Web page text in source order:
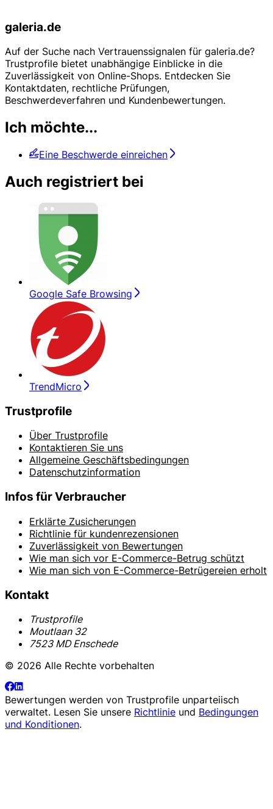
galeria.de
Auf der Suche nach Vertrauenssignalen für galeria.de?
Trustprofile bietet unabhängige Einblicke in die
Zuverlässigkeit von Online-Shops. Entdecken Sie
Kontaktdaten, rechtliche Prüfungen,
Beschwerdeverfahren und Kundenbewertungen.
Ich möchte...
Eine Beschwerde einreichen
Auch registriert bei
Google Safe Browsing
TrendMicro
Trustprofile
Über Trustprofile
Kontaktieren Sie uns
Allgemeine Geschäftsbedingungen
Datenschutzinformation
Infos für Verbraucher
Erklärte Zusicherungen
Richtlinie für kundenrezensionen
Zuverlässigkeit von Bewertungen
Wie man sich vor E-Commerce-Betrug schützt
Wie man sich von E-Commerce-Betrügereien erholt
Kontakt
Trustprofile
Moutlaan 32
7523 MD Enschede
© 2026 Alle Rechte vorbehalten
Bewertungen werden von Trustprofile unparteiisch
verwaltet. Lesen Sie unsere Richtlinie und Bedingungen
und Konditionen.